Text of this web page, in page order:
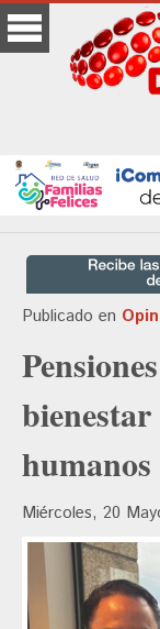
Publicado en
humanos
Miércoles, 20